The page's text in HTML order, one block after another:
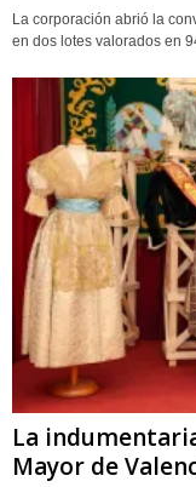
La corporación abrió la
en dos lotes valorados en
La
Mayor de